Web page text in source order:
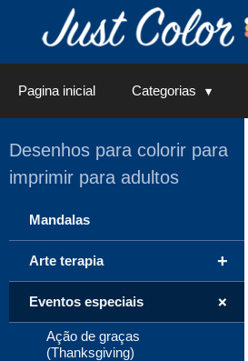
Pagina inicial Categorias
Desenhos para colorir para
imprimir para adultos
Mandalas
+
Arte terapia
+
Eventos especiais
Ação de graças
(Thanksgiving)